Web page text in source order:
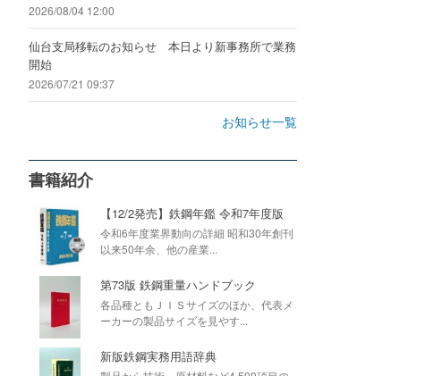
2026/08/04 12:00
仙台支局移転のお知らせ 本日より新事務所で業務
開始
2026/07/21 09:37
お知らせ一覧
書籍紹介
【12/2発売】鉄鋼年鑑 令和7年度版
令和6年度業界動向の詳細 昭和30年創刊
以来50年余、他の産業...
第73版 鉄鋼重量ハンドブック
各品種ともＪＩＳサイズのほか、代表メ
ーカーの製品サイズを見やす...
新版鉄鋼実務用語辞典